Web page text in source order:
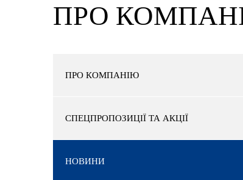
ПРО
ПРО КОМПАНІЮ
СПЕЦПРОПОЗИЦІЇ ТА АКЦІЇ
НОВИНИ